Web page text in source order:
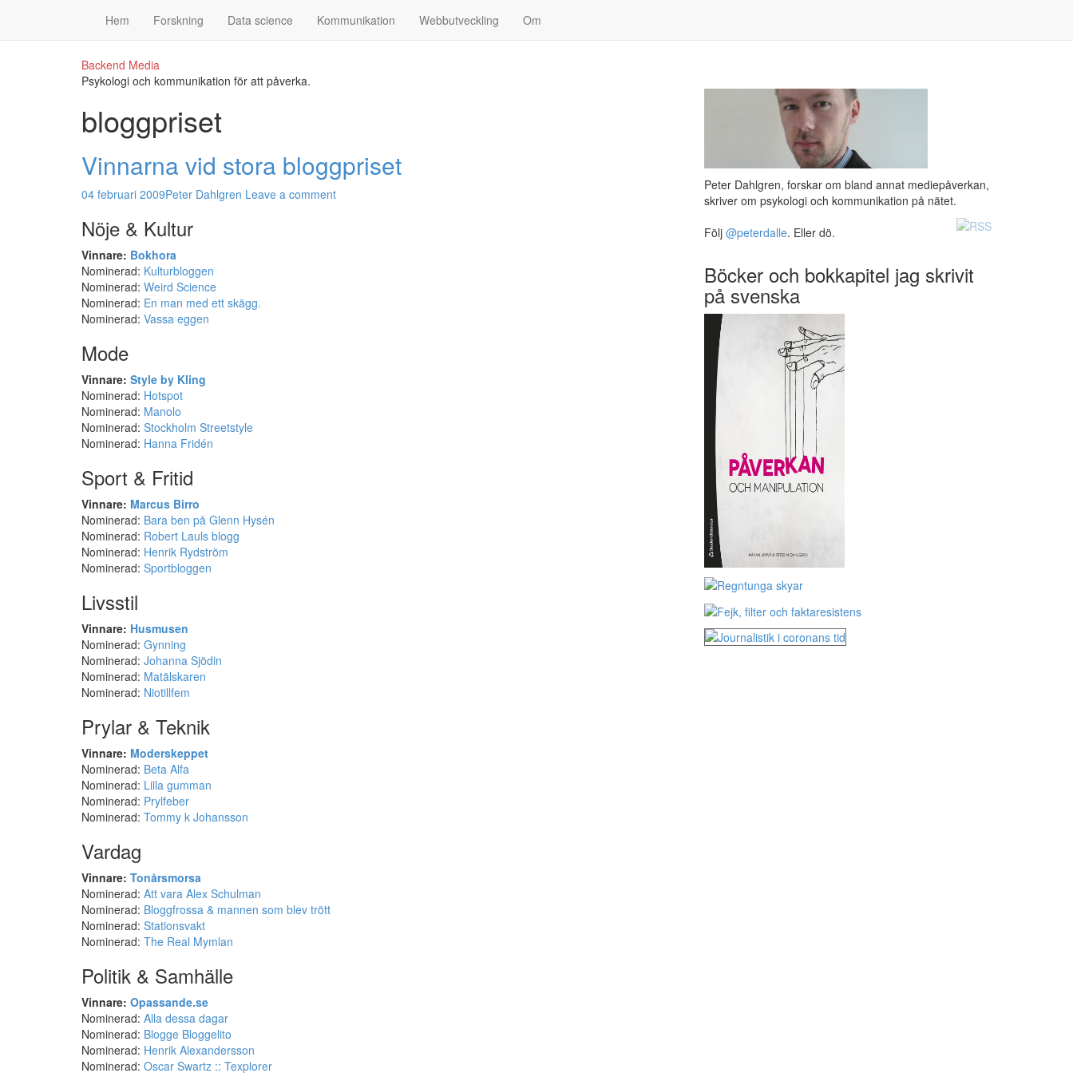
Hem Forskning Data science Kommunikation Webbutveckling Om
Backend Media
Psykologi och kommunikation för att påverka.
bloggpriset
Vinnarna vid stora bloggpriset
04 februari 2009Peter Dahlgren Leave a comment
Nöje & Kultur
Vinnare: Bokhora
Nominerad: Kulturbloggen
Nominerad: Weird Science
Nominerad: En man med ett skägg.
Nominerad: Vassa eggen
Mode
Vinnare: Style by Kling
Nominerad: Hotspot
Nominerad: Manolo
Nominerad: Stockholm Streetstyle
Nominerad: Hanna Fridén
Sport & Fritid
Vinnare: Marcus Birro
Nominerad: Bara ben på Glenn Hysén
Nominerad: Robert Lauls blogg
Nominerad: Henrik Rydström
Nominerad: Sportbloggen
Livsstil
Vinnare: Husmusen
Nominerad: Gynning
Nominerad: Johanna Sjödin
Nominerad: Matälskaren
Nominerad: Niotillfem
Prylar & Teknik
Vinnare: Moderskeppet
Nominerad: Beta Alfa
Nominerad: Lilla gumman
Nominerad: Prylfeber
Nominerad: Tommy k Johansson
Vardag
Vinnare: Tonårsmorsa
Nominerad: Att vara Alex Schulman
Nominerad: Bloggfrossa & mannen som blev trött
Nominerad: Stationsvakt
Nominerad: The Real Mymlan
Politik & Samhälle
Vinnare: Opassande.se
Nominerad: Alla dessa dagar
Nominerad: Blogge Bloggelito
Nominerad: Henrik Alexandersson
Nominerad: Oscar Swartz :: Texplorer
Peter Dahlgren, forskar om bland annat mediepåverkan,
skriver om psykologi och kommunikation på nätet.
Följ @peterdalle. Eller dö.
Böcker och bokkapitel jag skrivit
på svenska